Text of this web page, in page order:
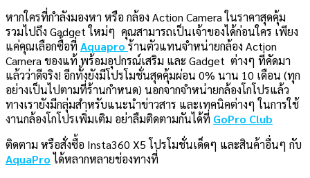
หากใครที่กำลังมองหา หรือ กล้อง Action Camera ในราคาสุดคุ้ม
รวมไปถึง Gadget ใหม่ๆ คุณสามารถเป็นเจ้าของได้ก่อนใคร เพียง
แค่คุณเลือกซื้อที่ Aquaproร้านตัวแทนจำหน่ายกล้อง Action
Camera ของแท้ พร้อมอุปกรณ์เสริม และ Gadget ต่างๆ ที่คัดมา
แล้วว่าดีจริง! อีกทั้งยังมีโปรโมชั่นสุดคุ้มผ่อน 0% นาน 10 เดือน (ทุก
อย่างเป็นไปตามที่ร้านกำหนด) นอกจากจำหน่ายกล้องโกโปรแล้ว
ทางเรายังมีกลุ่มสำหรับแนะนำข่าวสาร และเทคนิคต่างๆ ในการใช้
งานกล้องโกโปรเพิ่มเติม อย่าลืมติดตามกันได้ที่ GoPro Club
ติดตาม หรือสั่งซื้อ Insta360 X5 โปรโมชั่นเด็ดๆ และสินค้าอื่นๆ กับ
AquaProได้หลากหลายช่องทางที่